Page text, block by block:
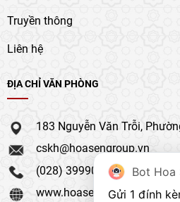
Truyền thông
Liên hệ
ĐỊA CHỈ VĂN PHÒNG
183 Nguyễn Văn Trỗi,
cskh@hoasengroup.vn
(028) 39990 111
www.hoasengroup.vn
Bot Hoa
Gửi 1 đính